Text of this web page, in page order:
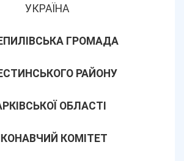
УКРАЇНА
ГРОМАДА
РАЙОНУ
ОБЛАСТІ
КОМІТЕТ